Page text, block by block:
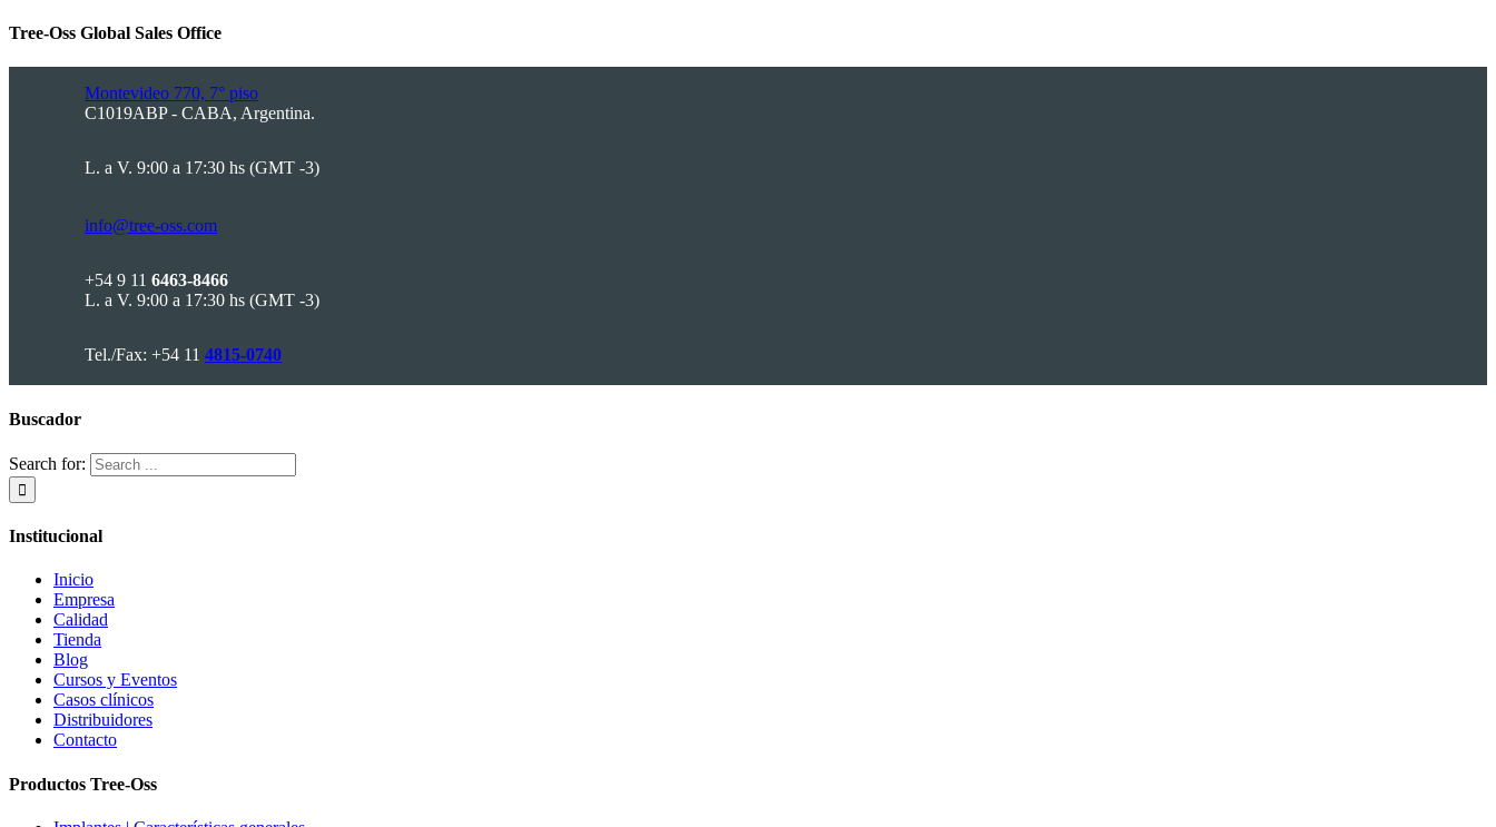
Tree-Oss Global Sales Office
Montevideo 770, 7° piso
C1019ABP - CABA, Argentina.
L. a V. 9:00 a 17:30 hs (GMT -3)
info@tree-oss.com
+54 9 11 6463-8466
L. a V. 9:00 a 17:30 hs (GMT -3)
Tel./Fax: +54 11 4815-0740
Buscador
Search for:
Institucional
Inicio
Empresa
Calidad
Tienda
Blog
Cursos y Eventos
Casos clínicos
Distribuidores
Contacto
Productos Tree-Oss